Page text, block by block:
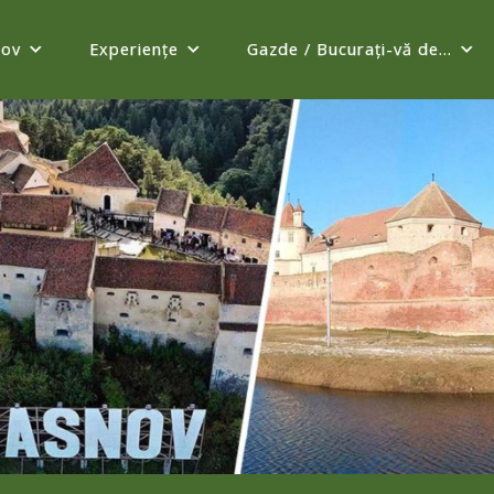
Experienţe Gazde / Bucurați-vă de...